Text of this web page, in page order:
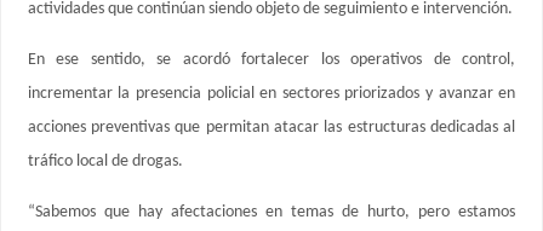
actividades que continúan siendo objeto de seguimiento e intervención.
En ese sentido, se acordó fortalecer los operativos de control,
incrementar la presencia policial en sectores priorizados y avanzar en
acciones preventivas que permitan atacar las estructuras dedicadas al
tráfico local de drogas.
“Sabemos que hay afectaciones en temas de hurto, pero estamos